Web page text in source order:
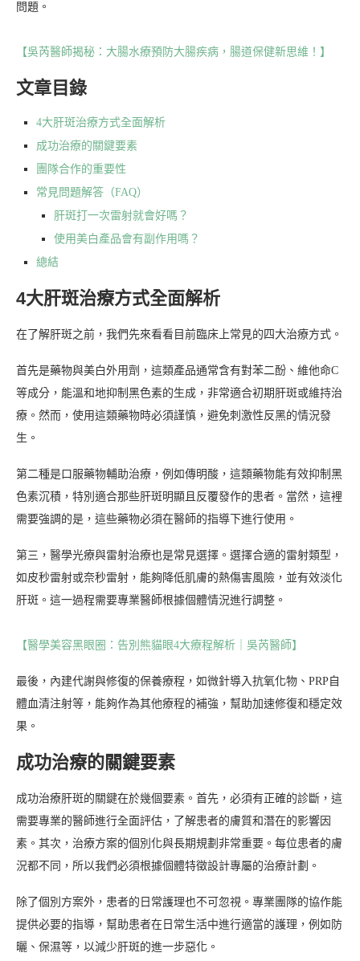
問題。
【吳芮醫師揭秘：大腸水療預防大腸疾病，腸道保健新思維！】
文章目錄
4大肝斑治療方式全面解析
成功治療的關鍵要素
團隊合作的重要性
常見問題解答（FAQ）
肝斑打一次雷射就會好嗎？
使用美白產品會有副作用嗎？
總結
4大肝斑治療方式全面解析
在了解肝斑之前，我們先來看看目前臨床上常見的四大治療方式。
首先是藥物與美白外用劑，這類產品通常含有對苯二酚、維他命C
等成分，能溫和地抑制黑色素的生成，非常適合初期肝斑或維持治
療。然而，使用這類藥物時必須謹慎，避免刺激性反黑的情況發
生。
第二種是口服藥物輔助治療，例如傳明酸，這類藥物能有效抑制黑
色素沉積，特別適合那些肝斑明顯且反覆發作的患者。當然，這裡
需要強調的是，這些藥物必須在醫師的指導下進行使用。
第三，醫學光療與雷射治療也是常見選擇。選擇合適的雷射類型，
如皮秒雷射或奈秒雷射，能夠降低肌膚的熱傷害風險，並有效淡化
肝斑。這一過程需要專業醫師根據個體情況進行調整。
【醫學美容黑眼圈：告別熊貓眼4大療程解析｜吳芮醫師】
最後，內建代謝與修復的保養療程，如微針導入抗氧化物、PRP自
體血清注射等，能夠作為其他療程的補強，幫助加速修復和穩定效
果。
成功治療的關鍵要素
成功治療肝斑的關鍵在於幾個要素。首先，必須有正確的診斷，這
需要專業的醫師進行全面評估，了解患者的膚質和潛在的影響因
素。其次，治療方案的個別化與長期規劃非常重要。每位患者的膚
況都不同，所以我們必須根據個體特徵設計專屬的治療計劃。
除了個別方案外，患者的日常護理也不可忽視。專業團隊的協作能
提供必要的指導，幫助患者在日常生活中進行適當的護理，例如防
曬、保濕等，以減少肝斑的進一步惡化。